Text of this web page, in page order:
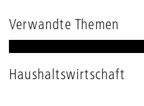
Verwandte Themen
Haushaltswirtschaft